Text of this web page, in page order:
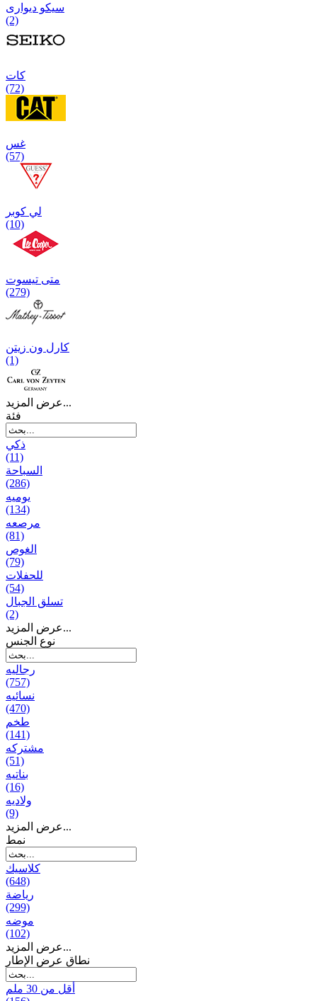
سیکو دیواری
(2)
كات
(72)
غس
(57)
لي كوبر
(10)
متی تیسوت
(279)
کارل ون زیتن
(1)
عرض المزيد...
فئة
ذكي
(11)
السباحة
(286)
يومیه
(134)
مرصعه
(81)
الغوص
(79)
للحفلات
(54)
تسلق الجبال
(2)
عرض المزيد...
نوع الجنس
رجالیه
(757)
نسائیه
(470)
طخم
(141)
مشتركه
(51)
بناتیه
(16)
ولادیه
(9)
عرض المزيد...
نمط
كلاسيك
(648)
رياضة
(299)
موضه
(102)
عرض المزيد...
نطاق عرض الإطار
أقل من 30 ملم